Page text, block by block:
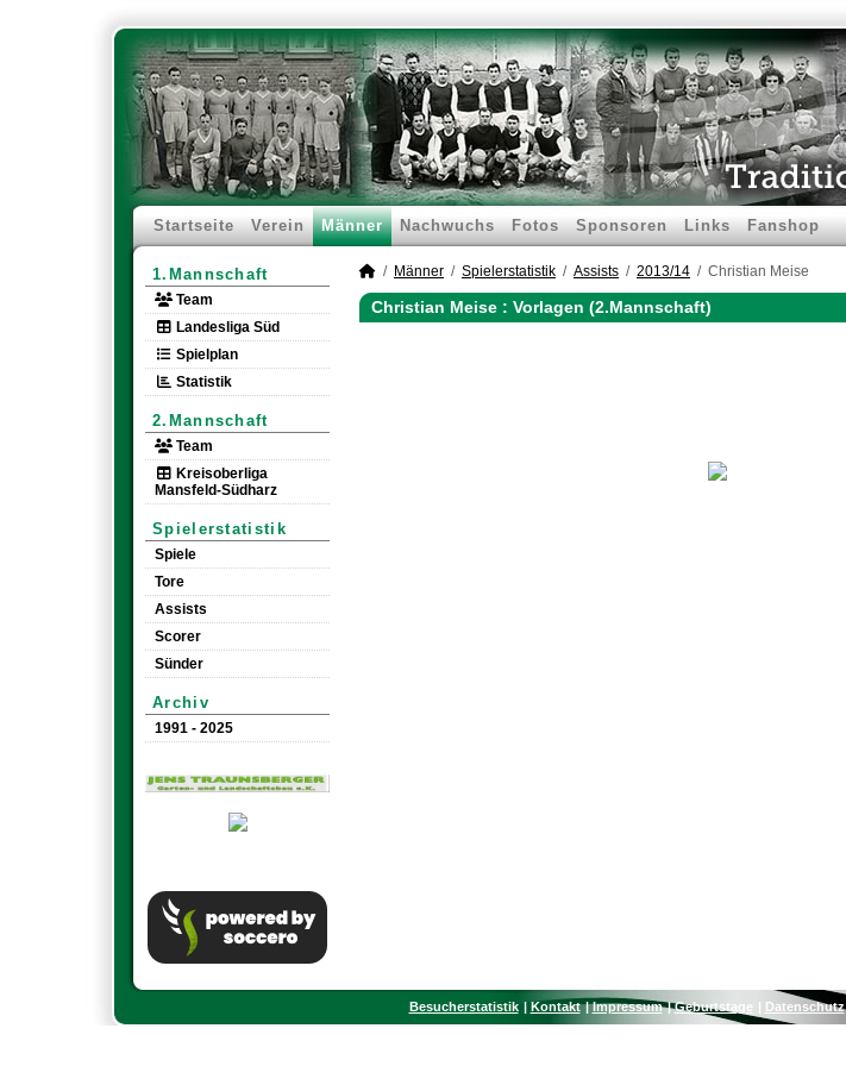
Startseite Verein Männer Nachwuchs Fotos Sponsoren Links Fanshop
1.Mannschaft
Team
Landesliga Süd
Spielplan
Statistik
2.Mannschaft
Team
Kreisoberliga
Mansfeld-Südharz
Spielerstatistik
Spiele
Tore
Assists
Scorer
Sünder
Archiv
1991 - 2025
Männer Spielerstatistik Assists 2013/14 Christian Meise
Christian Meise : Vorlagen (2.Mannschaft)
Besucherstatistik Kontakt Impressum Geburtstage Datenschutz